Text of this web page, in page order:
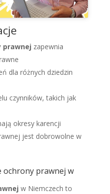
prawnej zapewnia
dla różnych dziedzin
czynników, takich jak
okresy karencji
jest dobrowolne w
ochrony prawnej w
w Niemczech to